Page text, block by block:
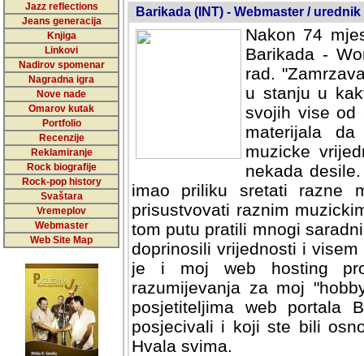
Jazz reflections
Jeans generacija
Knjiga
Linkovi
Nadirov spomenar
Nagradna igra
Nove nade
Omarov kutak
Portfolio
Recenzije
Reklamiranje
Rock biografije
Rock-pop history
Svaštara
Vremeplov
Webmaster
Web Site Map
Barikada (INT) - Webmaster / urednik
Nakon 74
Barikada -
rad.
u stanju u
svojih vise od
materijala
muzicke
nekada
imao priliku sretati razne
prisustvovati raznim
tom putu pratili mnogi
doprinosili vrijednosti i
je i moj web hosting
razumijevanja za moj
posjetiteljima web portala
posjecivali i koji ste bili
Hvala svima.